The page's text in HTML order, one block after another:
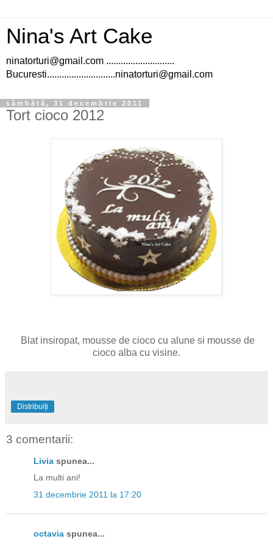
Nina's Art Cake
ninatorturi@gmail.com ............................
Bucuresti............................ninatorturi@gmail.com
sâmbătă, 31 decembrie 2011
Tort cioco 2012
Blat insiropat, mousse de cioco cu alune si mousse de
cioco alba cu visine.
Distribuiți
3 comentarii:
Livia spunea...
La multi ani!
31 decembrie 2011 la 17:20
octavia spunea...